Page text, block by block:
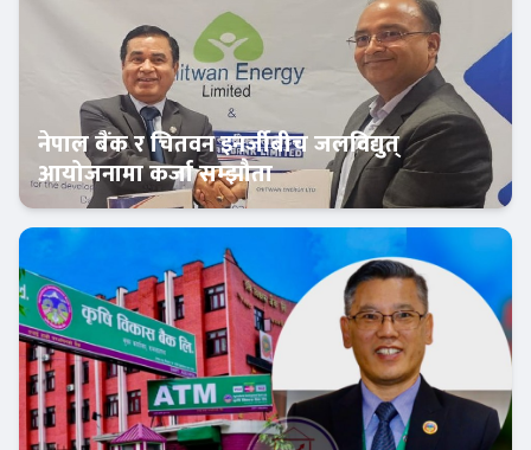
बैंक-वित्त
नेपाल बैंक र चितवन इनर्जीबीच जलविद्युत्
आयोजनामा कर्जा सम्झौता